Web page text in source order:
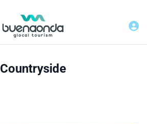
Countryside